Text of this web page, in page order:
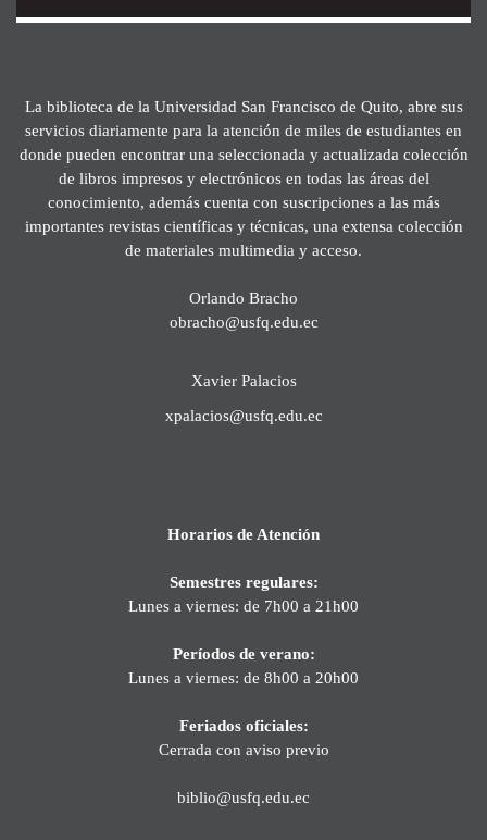
La biblioteca de la Universidad San Francisco de Quito, abre sus
servicios diariamente para la atención de miles de estudiantes en
donde pueden encontrar una seleccionada y actualizada colección
de libros impresos y electrónicos en todas las áreas del
conocimiento, además cuenta con suscripciones a las más
importantes revistas científicas y técnicas, una extensa colección
de materiales multimedia y acceso.
Orlando Bracho
obracho@usfq.edu.ec
Xavier Palacios
xpalacios@usfq.edu.ec
Horarios de Atención
Semestres regulares:
Lunes a viernes: de 7h00 a 21h00
Períodos de verano:
Lunes a viernes: de 8h00 a 20h00
Feriados oficiales:
Cerrada con aviso previo
biblio@usfq.edu.ec